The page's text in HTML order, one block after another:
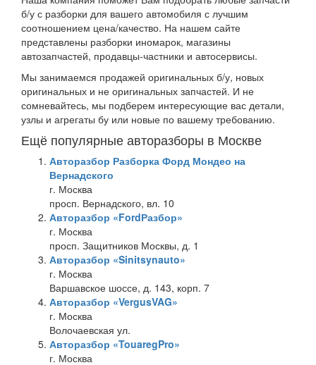
б/у с разборки для вашего автомобиля с лучшим
соотношением цена/качество. На нашем сайте
представлены разборки иномарок, магазины
автозапчастей, продавцы-частники и автосервисы.
Мы занимаемся продажей оригинальных б/у, новых
оригинальных и не оригинальных запчастей. И не
сомневайтесь, мы подберем интересующие вас детали,
узлы и агрегаты бу или новые по вашему требованию.
Ещё популярные авторазборы в Москве
Авторазбор Разборка Форд Мондео на
Вернадского
г. Москва
просп. Вернадского, вл. 10
Авторазбор «FordРазбор»
г. Москва
просп. Защитников Москвы, д. 1
Авторазбор «Sinitsynauto»
г. Москва
Варшавское шоссе, д. 143, корп. 7
Авторазбор «VergusVAG»
г. Москва
Волочаевская ул.
Авторазбор «TouaregPro»
г. Москва